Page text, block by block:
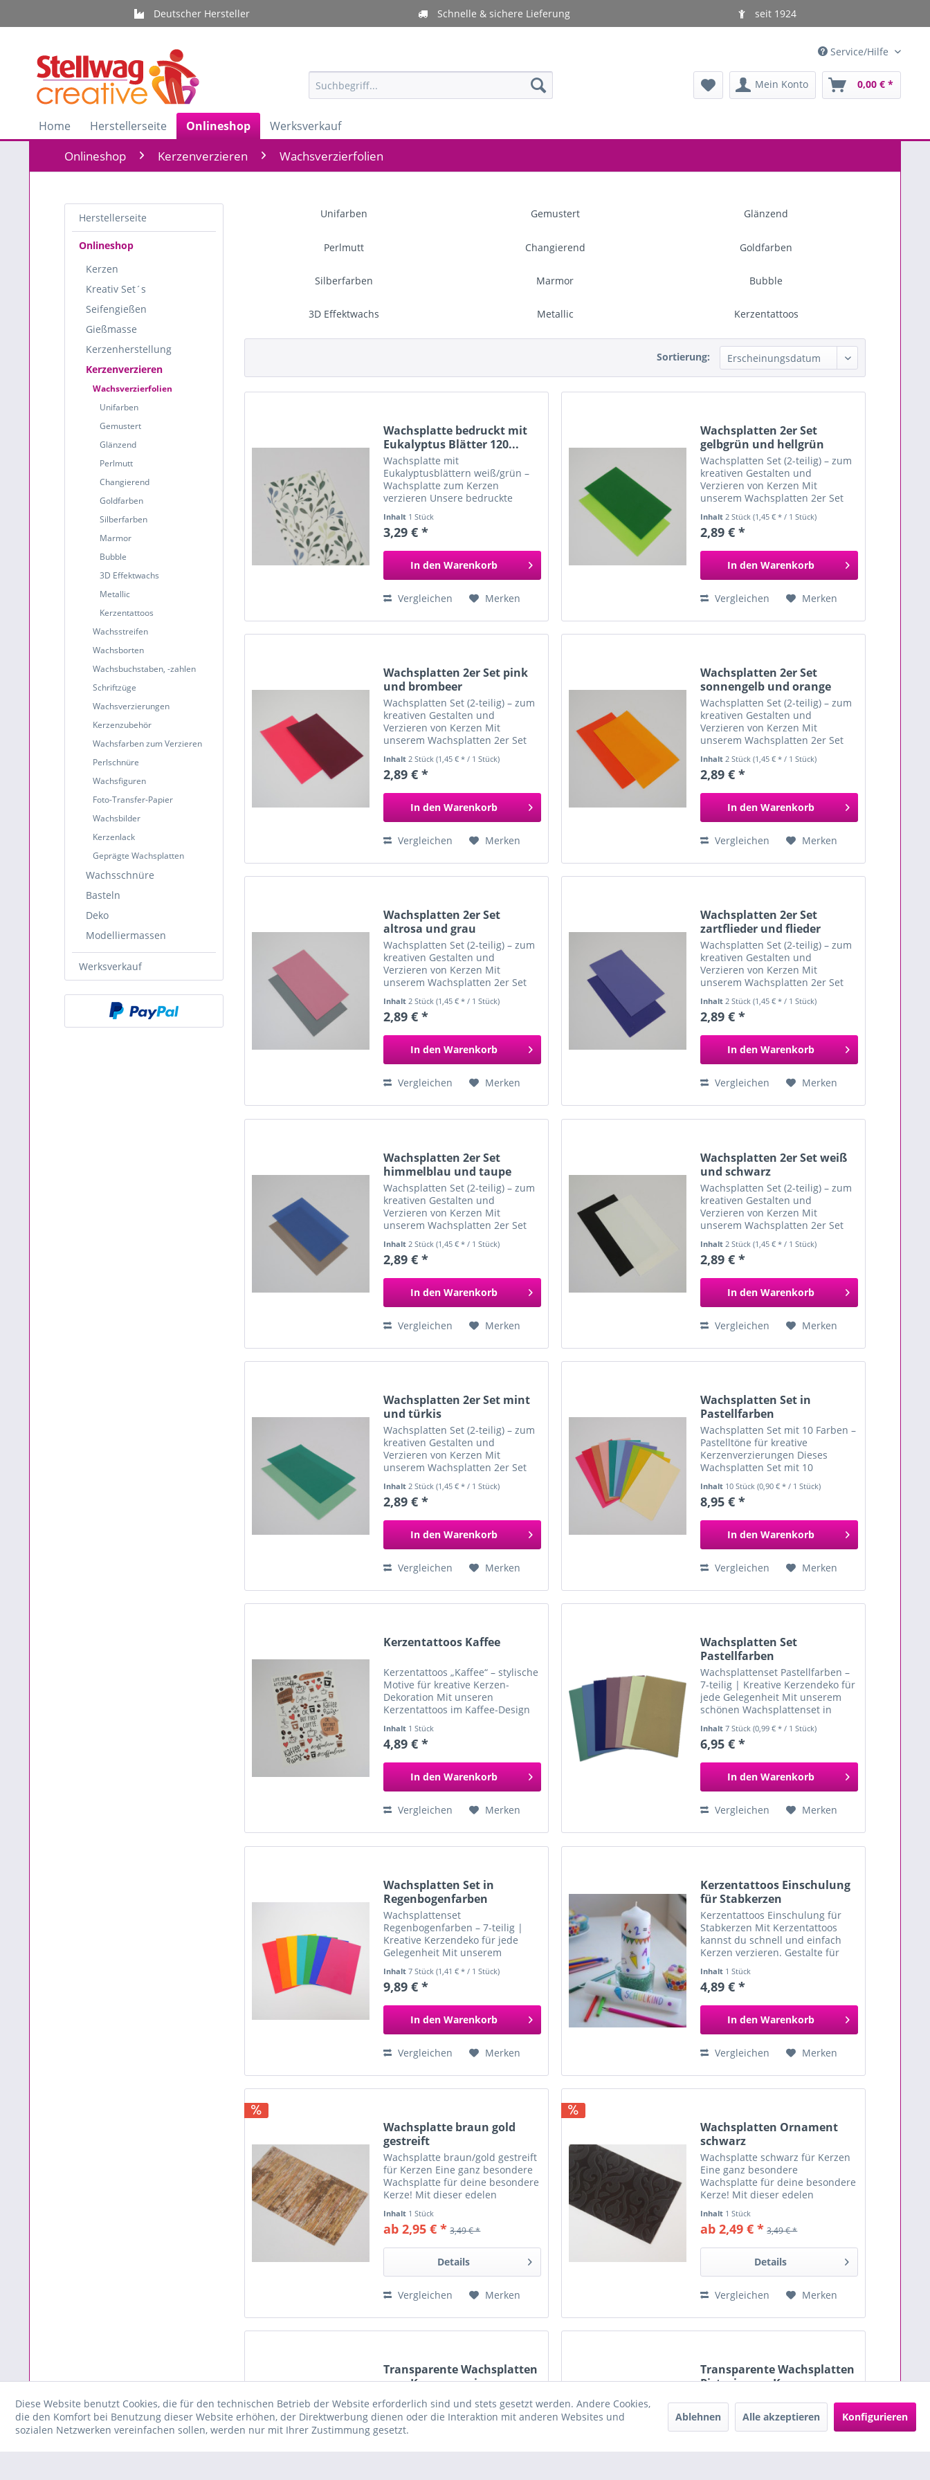
Deutscher Hersteller Schnelle & sichere Lieferung seit 1924
Service/Hilfe
Mein Konto 0,00 € *
Home Herstellerseite Onlineshop Werksverkauf
Onlineshop Kerzenverzieren Wachsverzierfolien
Herstellerseite
Onlineshop
Kerzen
Kreativ Set´s
Seifengießen
Gießmasse
Kerzenherstellung
Kerzenverzieren
Wachsverzierfolien
Unifarben
Gemustert
Glänzend
Perlmutt
Changierend
Goldfarben
Silberfarben
Marmor
Bubble
3D Effektwachs
Metallic
Kerzentattoos
Wachsstreifen
Wachsborten
Wachsbuchstaben, -zahlen
Schriftzüge
Wachsverzierungen
Kerzenzubehör
Wachsfarben zum Verzieren
Perlschnüre
Wachsfiguren
Foto-Transfer-Papier
Wachsbilder
Kerzenlack
Geprägte Wachsplatten
Wachsschnüre
Basteln
Deko
Modelliermassen
Werksverkauf
Unifarben Gemustert Glänzend
Perlmutt Changierend Goldfarben
Silberfarben Marmor Bubble
3D Effektwachs Metallic Kerzentattoos
Sortierung:
Wachsplatte bedruckt mit
Eukalyptus Blätter 120...
Wachsplatte mit
Eukalyptusblättern weiß/grün –
Wachsplatte zum Kerzen
verzieren Unsere bedruckte
Eukalyptusblättern in weiß/grün
ist ideal zum Verzieren und
moderne Motiv mit zarten...
Inhalt 1 Stück
3,29 € *
In den Warenkorb
Vergleichen Merken
Wachsplatten 2er Set
gelbgrün und hellgrün
Wachsplatten Set (2-teilig) – zum
kreativen Gestalten und
Verzieren von Kerzen Mit
unserem Wachsplatten 2er Set
individuelle und kunstvolle
Kerzen. Die beiden Wachsplatten
aufeinander...
Inhalt 2 Stück(1,45 € * / 1 Stück)
2,89 € *
In den Warenkorb
Vergleichen Merken
Wachsplatten 2er Set pink
und brombeer
Wachsplatten Set (2-teilig) – zum
kreativen Gestalten und
Verzieren von Kerzen Mit
unserem Wachsplatten 2er Set
individuelle und kunstvolle
Kerzen. Die beiden Wachsplatten
sind farblich perfekt
aufeinander...
Inhalt 2 Stück(1,45 € * / 1 Stück)
2,89 € *
In den Warenkorb
Vergleichen Merken
Wachsplatten 2er Set
sonnengelb und orange
Wachsplatten Set (2-teilig) – zum
kreativen Gestalten und
Verzieren von Kerzen Mit
unserem Wachsplatten 2er Set
individuelle und kunstvolle
Kerzen. Die beiden Wachsplatten
sind farblich perfekt
aufeinander...
Inhalt 2 Stück(1,45 € * / 1 Stück)
2,89 € *
In den Warenkorb
Vergleichen Merken
Wachsplatten 2er Set
altrosa und grau
Wachsplatten Set (2-teilig) – zum
kreativen Gestalten und
Verzieren von Kerzen Mit
unserem Wachsplatten 2er Set
individuelle und kunstvolle
Kerzen. Die beiden Wachsplatten
sind farblich perfekt
aufeinander...
Inhalt2 Stück(1,45 € * / 1 Stück)
2,89 € *
In den Warenkorb
Vergleichen Merken
Wachsplatten 2er Set
zartflieder und flieder
Wachsplatten Set (2-teilig) – zum
kreativen Gestalten und
Verzieren von Kerzen Mit
unserem Wachsplatten 2er Set
individuelle und kunstvolle
Kerzen. Die beiden Wachsplatten
sind farblich perfekt
aufeinander...
Inhalt2 Stück(1,45 € * / 1 Stück)
2,89 € *
In den Warenkorb
Vergleichen Merken
Wachsplatten 2er Set
himmelblau und taupe
Wachsplatten Set (2-teilig) – zum
kreativen Gestalten und
Verzieren von Kerzen Mit
unserem Wachsplatten 2er Set
individuelle und kunstvolle
Kerzen. Die beiden Wachsplatten
aufeinander...
Inhalt 2 Stück(1,45 € * / 1 Stück)
2,89 € *
In den Warenkorb
Vergleichen Merken
Wachsplatten 2er Set weiß
und schwarz
Wachsplatten Set (2-teilig) – zum
kreativen Gestalten und
Verzieren von Kerzen Mit
unserem Wachsplatten 2er Set
individuelle und kunstvolle
Kerzen. Die beiden Wachsplatten
aufeinander...
Inhalt 2 Stück(1,45 € * / 1 Stück)
2,89 € *
In den Warenkorb
Vergleichen Merken
Wachsplatten 2er Set mint
und türkis
Wachsplatten Set (2-teilig) – zum
kreativen Gestalten und
Verzieren von Kerzen Mit
unserem Wachsplatten 2er Set
individuelle und kunstvolle
Kerzen. Die beiden Wachsplatten
sind farblich perfekt
aufeinander...
Inhalt 2 Stück(1,45 € * / 1 Stück)
2,89 € *
In den Warenkorb
Vergleichen Merken
Wachsplatten Set in
Pastellfarben
Wachsplatten Set mit 10 Farben –
Pastelltöne für kreative
Kerzenverzierungen Dieses
Wachsplatten Set mit 10
ideal zum Verzieren, Gestalten
und Basteln von Kerzen . Die
sanften Farbtöne lassen sich...
Inhalt 10 Stück(0,90 € * / 1 Stück)
8,95 € *
In den Warenkorb
Vergleichen Merken
Kerzentattoos Kaffee
Kerzentattoos „Kaffee“ – stylische
Motive für kreative Kerzen-
Dekoration Mit unseren
Kerzentattoos im Kaffee-Design
direkt auf deine Kerzen. Ob
Cappuccino-Tasse, Kaffeebohnen,
Latte-Art oder witzige...
Inhalt 1 Stück
4,89 € *
In den Warenkorb
Vergleichen Merken
Wachsplatten Set
Pastellfarben
Wachsplattenset Pastellfarben –
7-teilig | Kreative Kerzendeko für
jede Gelegenheit Mit unserem
schönen Wachsplattenset in
Kreativität freien Lauf lassen! Das
Set enthält 7 flexible
Wachsplatten in schönen...
Inhalt7 Stück(0,99 € * / 1 Stück)
6,95 € *
In den Warenkorb
Vergleichen Merken
Wachsplatten Set in
Regenbogenfarben
Wachsplattenset
Regenbogenfarben – 7-teilig |
Kreative Kerzendeko für jede
Gelegenheit Mit unserem
Regenbogenfarben kannst du
deiner Kreativität freien Lauf
Inhalt7 Stück(1,41 € * / 1 Stück)
9,89 € *
In den Warenkorb
Vergleichen Merken
Kerzentattoos Einschulung
für Stabkerzen
Kerzentattoos Einschulung für
Stabkerzen Mit Kerzentattoos
kannst du schnell und einfach
Kerzen verzieren. Gestalte für
Einschulung deines Kindes eine
persönliche Kerze. Beklebe
Inhalt 1 Stück
4,89 € *
In den Warenkorb
Vergleichen Merken
Wachsplatte braun gold
gestreift
Wachsplatte braun/gold gestreift
für Kerzen Eine ganz besondere
Wachsplatte für deine besondere
Kerze! Mit dieser edelen
einzigartige Kerzen. Kombiniere
die Wachsverzierfolie mit
unserem Sortiment zum...
Inhalt 1 Stück
ab 2,95 € * 3,49 € *
Details
Vergleichen Merken
Wachsplatten Ornament
schwarz
Wachsplatte schwarz für Kerzen
Eine ganz besondere
Wachsplatte für deine besondere
Kerze! Mit dieser edelen
einzigartige Kerzen. Kombiniere
die Wachsverzierfolie mit
unserem Sortiment zum Kerzen
Inhalt 1 Stück
ab 2,49 € * 3,49 € *
Details
Vergleichen Merken
Transparente Wachsplatten
zum Kerzen verzieren
Transparente Wachsplatten zum
Kerzen verzieren Transparente
Wachsplatten sind ein
hochwertiges Bastelmaterial zum
Transparente Wachsplatten
Pistazie zum Kerzen...
Transparente Wachsplatten zum
Kerzen verzieren Transparente
Wachsplatten sind ein
Diese Website benutzt Cookies, die für den technischen Betrieb der Website erforderlich sind und stets gesetzt werden. Andere Cookies,
die den Komfort bei Benutzung dieser Website erhöhen, der Direktwerbung dienen oder die Interaktion mit anderen Websites und
sozialen Netzwerken vereinfachen sollen, werden nur mit Ihrer Zustimmung gesetzt.
Ablehnen Alle akzeptieren Konfigurieren